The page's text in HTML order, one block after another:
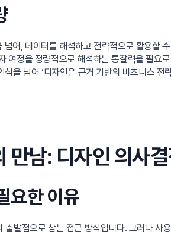
어, 데이터를 해석하고 전략적으로 활용할
정을 정량적으로 해석하는 통찰력을 필요
을 넘어 ‘디자인은 근거 기반의 비즈니스 전
남: 디자인 의사결
요한 이유
점으로 삼는 접근 방식입니다. 그러나 사